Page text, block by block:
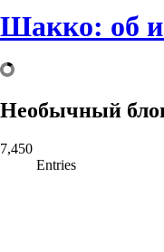
Шакко: об
Необычный
7,450
Entries